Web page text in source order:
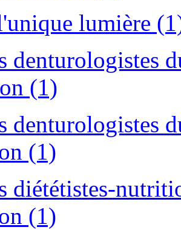
lumière
denturologistes
(1)
denturologistes
(1)
diététistes-
(1)